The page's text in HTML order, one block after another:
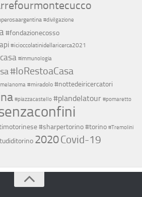
#divilgazione
#fondazionecosso
#icioccolatinidellaricerca2021
#immunologia
#IoRestoaCasa
#miradolo #nottedeiricercatori
#piazzacastello #plandelatour #pomaretto
#sharpertorino#torino #Tremolini
2020Covid-19